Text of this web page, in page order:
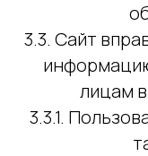
3.3. Сайт
лицам
3.3.1.